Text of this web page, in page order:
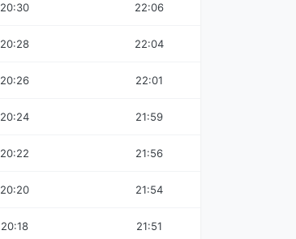
20:30 22:06
20:28 22:04
20:26 22:01
20:24 21:59
20:22 21:56
20:20 21:54
20:18 21:51